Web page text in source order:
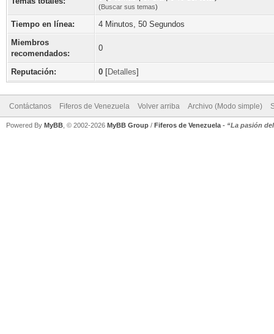
(Buscar sus temas)
Tiempo en línea:
4 Minutos, 50 Segundos
Miembros
recomendados:
0
Reputación: 0 [Detalles]
Contáctanos Fiferos de Venezuela Volver arriba Archivo (Modo simple)
Powered By MyBB , © 2002-2026 MyBB Group / Fiferos de Venezuela - “La pasión